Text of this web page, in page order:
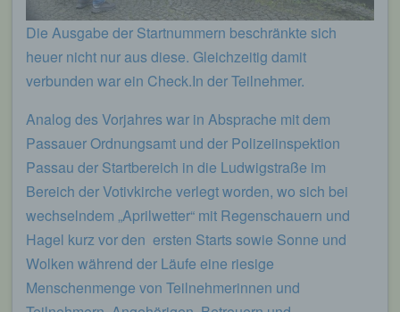
Die Ausgabe der Startnummern beschränkte sich
heuer nicht nur aus diese. Gleichzeitig damit
verbunden war ein Check.In der Teilnehmer.
Analog des Vorjahres war in Absprache mit dem
Passauer Ordnungsamt und der Polizeiinspektion
Passau der Startbereich in die Ludwigstraße im
Bereich der Votivkirche verlegt worden, wo sich bei
wechselndem „Aprilwetter“ mit Regenschauern und
Hagel kurz vor den ersten Starts sowie Sonne und
Wolken während der Läufe eine riesige
Menschenmenge von Teilnehmerinnen und